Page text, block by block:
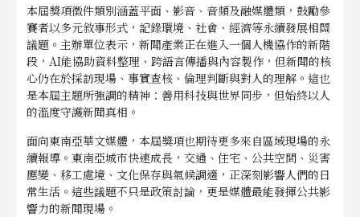
本屆獎項徵件類別涵蓋平面、影音、音頻及融媒體類，鼓勵參
賽者以多元敘事形式，記錄環境、社會、經濟等永續發展相關
議題。主辦單位表示，新聞產業正在進入一個人機協作的新階
段，AI能協助資料整理、跨語言傳播與內容製作，但新聞的核
心仍在於採訪現場、事實查核、倫理判斷與對人的理解。這也
是本屆主題所強調的精神：善用科技與世界同步，但始終以人
的溫度守護新聞真相。
面向東南亞華文媒體，本屆獎項也期待更多來自區域現場的永
續報導。東南亞城市快速成長，交通、住宅、公共空間、災害
應變、移工處境、文化保存與氣候調適，正深刻影響人們的日
常生活。這些議題不只是政策討論，更是媒體最能發揮公共影
響力的新聞現場。